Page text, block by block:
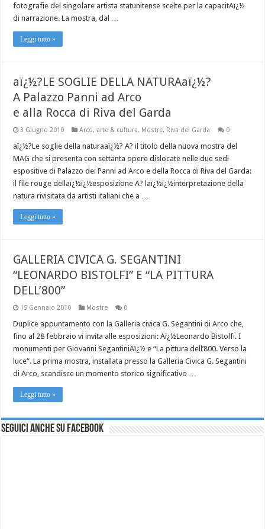
fotografie del singolare artista statunitense scelte per la capacitAï¿½
di narrazione. La mostra, dal …
Leggi tutto »
aï¿½?LE SOGLIE DELLA NATURAaï¿½?
A Palazzo Panni ad Arco
e alla Rocca di Riva del Garda
3 Giugno 2010 Arco, arte & cultura, Mostre, Riva del Garda 0
aï¿½?Le soglie della naturaaï¿½? A? il titolo della nuova mostra del
MAG che si presenta con settanta opere dislocate nelle due sedi
espositive di Palazzo dei Panni ad Arco e della Rocca di Riva del Garda:
il file rouge dellaï¿½ï¿½esposizione A? laï¿½ï¿½interpretazione della
natura rivisitata da artisti italiani che a …
Leggi tutto »
GALLERIA CIVICA G. SEGANTINI
“LEONARDO BISTOLFI” E “LA PITTURA
DELL’800”
15 Gennaio 2010 Mostre 0
Duplice appuntamento con la Galleria civica G. Segantini di Arco che,
fino al 28 febbraio vi invita alle esposizioni: Aï¿½Leonardo Bistolfi. I
monumenti per Giovanni SegantiniAï¿½ e “La pittura dell’800. Verso la
luce“. La prima mostra, installata presso la Galleria Civica G. Segantini
di Arco, scandisce un momento storico significativo …
Leggi tutto »
Seguici anche su Facebook